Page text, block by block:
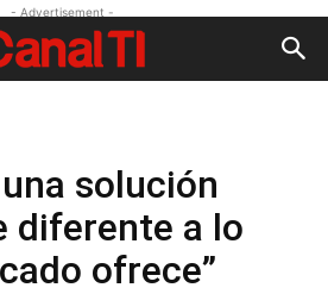
- Advertisement -
solución
diferente a lo
ofrece”